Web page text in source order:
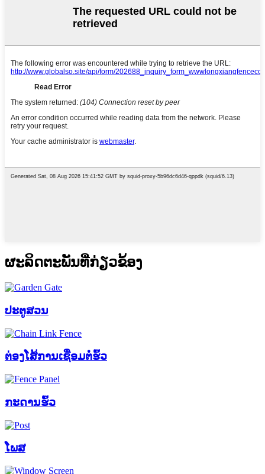
ຜະ​ລິດ​ຕະ​ພັນ​ທີ່​ກ່ຽວ​ຂ້ອງ
ປະຕູສວນ
ຕ່ອງໂສ້ການເຊື່ອມຕໍ່ຮົ້ວ
ກະດານຮົ້ວ
ໂພສ